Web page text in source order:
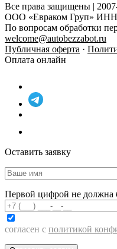
Все права защищены |
ООО «Евраком Груп» ИНН
По вопросам обработки
welcome@autobezzabot.ru
Публичная оферта ·
Оплата онлайн
Оставить заявку
Первой цифрой не должна
согласен с политикой